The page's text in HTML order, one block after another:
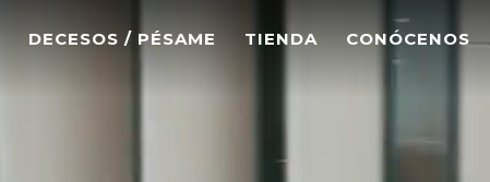
DECESOS / PÉSAME TIENDA CONÓCENOS